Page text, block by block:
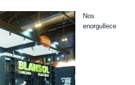
Nos
enorgullece